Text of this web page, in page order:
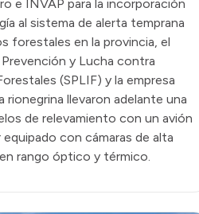
e INVAP para la incorporación
al sistema de alerta temprana
forestales en la provincia, el
y Lucha contra
(SPLIF) y la empresa
rionegrina llevaron adelante una
de relevamiento con un avión
con cámaras de alta
rango óptico y térmico.